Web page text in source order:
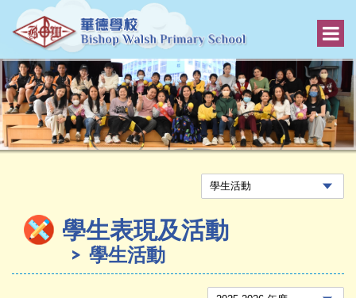
學生表現及活動
學生活動